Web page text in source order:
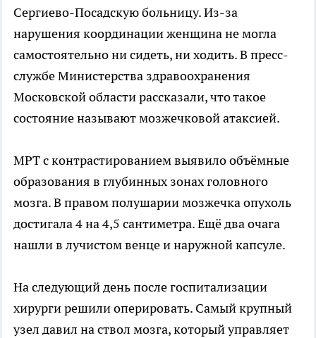
Сергиево-Посадскую больницу. Из-за
нарушения координации женщина не могла
самостоятельно ни сидеть, ни ходить. В пресс-
службе Министерства здравоохранения
Московской области рассказали, что такое
состояние называют мозжечковой атаксией.
МРТ с контрастированием выявило объёмные
образования в глубинных зонах головного
мозга. В правом полушарии мозжечка опухоль
достигала 4 на 4,5 сантиметра. Ещё два очага
нашли в лучистом венце и наружной капсуле.
На следующий день после госпитализации
хирурги решили оперировать. Самый крупный
узел давил на ствол мозга, который управляет